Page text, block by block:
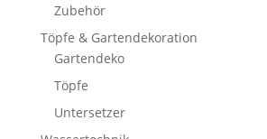
Zubehör
Töpfe & Gartendekoration
Gartendeko
Töpfe
Untersetzer